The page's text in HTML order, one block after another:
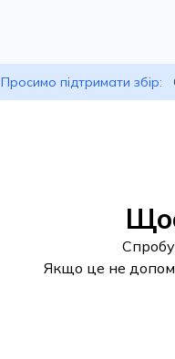
Просимо підтримати збір:
Якщо це не